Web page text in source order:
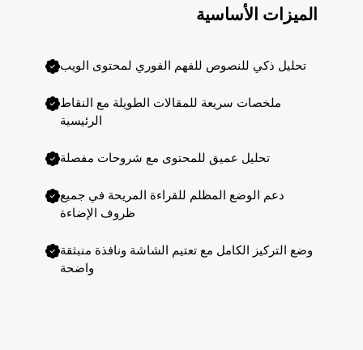
الميزات الأساسية
تحليل ذكي للنصوص للفهم الفوري لمحتوى الويب
ملخصات سريعة للمقالات الطويلة مع النقاط
الرئيسية
تحليل عميق للمحتوى مع شروحات مفصلة
دعم الوضع المظلم للقراءة المريحة في جميع
ظروف الإضاءة
وضع التركيز الكامل مع تعتيم الشاشة ونافذة منبثقة
واضحة